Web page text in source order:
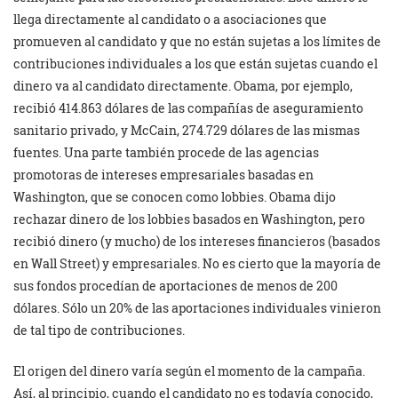
llega directamente al candidato o a asociaciones que
promueven al candidato y que no están sujetas a los límites de
contribuciones individuales a los que están sujetas cuando el
dinero va al candidato directamente. Obama, por ejemplo,
recibió 414.863 dólares de las compañías de aseguramiento
sanitario privado, y McCain, 274.729 dólares de las mismas
fuentes. Una parte también procede de las agencias
promotoras de intereses empresariales basadas en
Washington, que se conocen como lobbies. Obama dijo
rechazar dinero de los lobbies basados en Washington, pero
recibió dinero (y mucho) de los intereses financieros (basados
en Wall Street) y empresariales. No es cierto que la mayoría de
sus fondos procedían de aportaciones de menos de 200
dólares. Sólo un 20% de las aportaciones individuales vinieron
de tal tipo de contribuciones.
El origen del dinero varía según el momento de la campaña.
Así, al principio, cuando el candidato no es todavía conocido,